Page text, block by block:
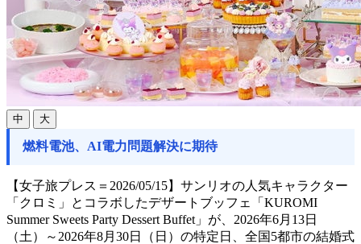
中 大
燃料電池、AI電力問題解決に期待
【女子旅プレス＝2026/05/15】サンリオの人気キャラクター
「クロミ」とコラボしたデザートブッフェ「KUROMI
Summer Sweets Party Dessert Buffet」が、2026年6月13日
（土）～2026年8月30日（日）の特定日、全国5都市の結婚式